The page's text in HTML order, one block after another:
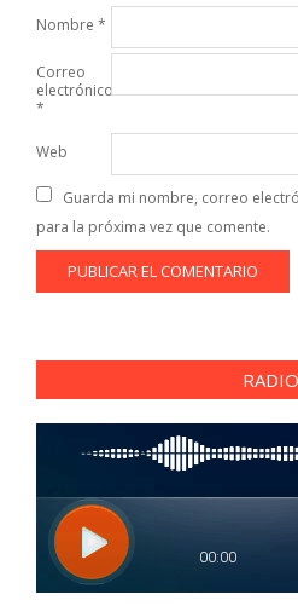
Nombre *
Correo
electrónico
*
Web
Guarda mi nombre, correo
para la próxima vez que comente.
RADIO